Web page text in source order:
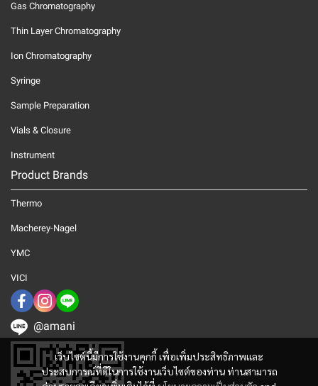
เว็บไซต์นี้มีการใช้งานคุกกี้ เพื่อเพิ่มประสิทธิภาพและ
ประสบการณ์ที่ดีในการใช้งานเว็บไซต์ของท่าน ท่านสามารถ
Gas Chromatography
Thin Layer Chromatography
Ion Chromatography
Syringe
Sample Preparation
Vials & Closure
Instrument
Product Brands
Thermo
Macherey-Nagel
YMC
VICI
@amani